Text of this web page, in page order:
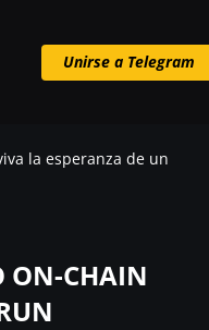
Unirse a Telegram
la esperanza de un
ON-CHAIN